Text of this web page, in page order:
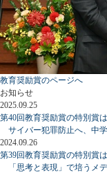
教育奨励賞のページへ
お知らせ
2025.09.25
第40回教育奨励賞の特別賞
サイバー犯罪防止へ、中
2024.09.26
第39回教育奨励賞の特別賞
「思考と表現」で培うメ